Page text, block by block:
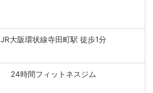
JR大阪環状線寺田町駅 徒歩1分
24時間フィットネスジム